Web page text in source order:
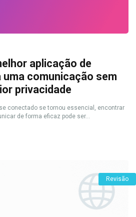
aplicação de
uma comunicação sem
privacidade
conectado se tornou essencial, encontrar
de forma eficaz pode ser...
Revisão